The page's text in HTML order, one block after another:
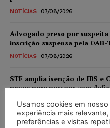
NOTÍCIAS 07/08/2026
Advogado preso por
inscrição suspensa pela OAB-
NOTÍCIAS 07/08/2026
STF amplia isenção de IBS e
novos para pessoas com
DIREITO TRIBUTÁRIO 07/08/2026
Usamos cookies em
experiência mais
preferências e visitas